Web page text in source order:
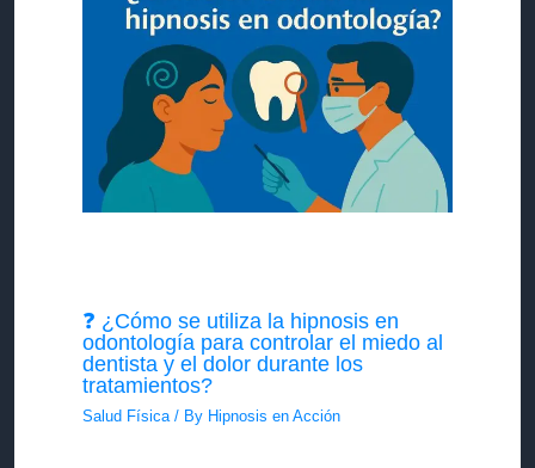
❓ ¿Cómo se utiliza la hipnosis en
odontología para controlar el miedo al
dentista y el dolor durante los
tratamientos?
Salud Física / By Hipnosis en Acción